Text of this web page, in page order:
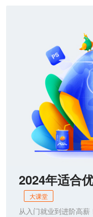
2024年适合
大课堂
从入门就业到进阶高